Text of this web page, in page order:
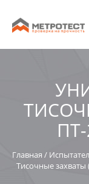
Главная /
Тисочные захваты